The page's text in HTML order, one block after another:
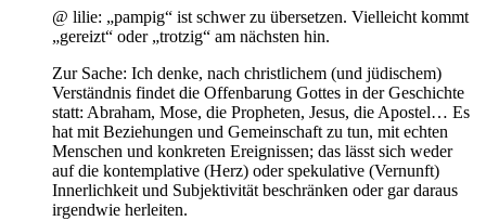
@ lilie: „pampig“ ist schwer zu übersetzen. Vielleicht kommt
„gereizt“ oder „trotzig“ am nächsten hin.
Zur Sache: Ich denke, nach christlichem (und jüdischem)
Verständnis findet die Offenbarung Gottes in der Geschichte
statt: Abraham, Mose, die Propheten, Jesus, die Apostel… Es
hat mit Beziehungen und Gemeinschaft zu tun, mit echten
Menschen und konkreten Ereignissen; das lässt sich weder
auf die kontemplative (Herz) oder spekulative (Vernunft)
Innerlichkeit und Subjektivität beschränken oder gar daraus
irgendwie herleiten.